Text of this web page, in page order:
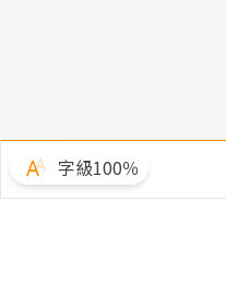
字級100％